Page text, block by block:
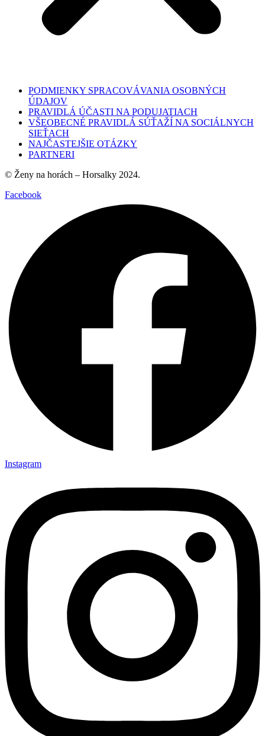
PODMIENKY SPRACOVÁVANIA OSOBNÝCH
ÚDAJOV
PRAVIDLÁ ÚČASTI NA PODUJATIACH
VŠEOBECNÉ PRAVIDLÁ SÚŤAŽÍ NA SOCIÁLNYCH
SIEŤACH
NAJČASTEJŠIE OTÁZKY
PARTNERI
© Ženy na horách – Horsalky 2024.
Facebook
Instagram